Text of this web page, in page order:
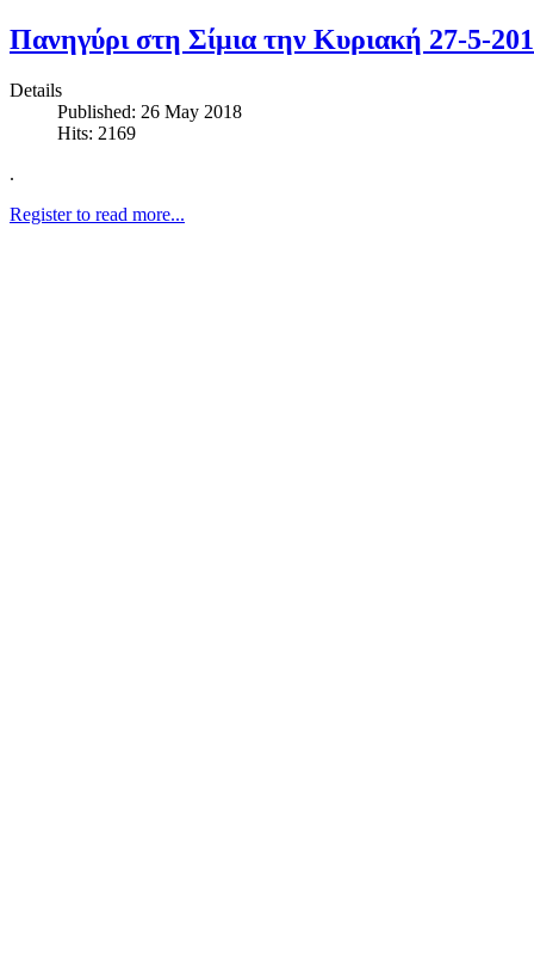
Πανηγύρι στη Σίμια την Κυριακή 27-5-
Details
Published: 26 May 2018
Hits: 2169
.
Register to read more...